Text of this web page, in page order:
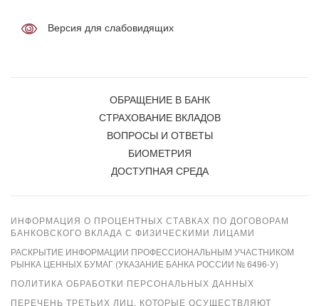
Версия для слабовидящих
ОБРАЩЕНИЕ В БАНК
СТРАХОВАНИЕ ВКЛАДОВ
ВОПРОСЫ И ОТВЕТЫ
БИОМЕТРИЯ
ДОСТУПНАЯ СРЕДА
ИНФОРМАЦИЯ О ПРОЦЕНТНЫХ СТАВКАХ ПО ДОГОВОРАМ
БАНКОВСКОГО ВКЛАДА С ФИЗИЧЕСКИМИ ЛИЦАМИ
РАСКРЫТИЕ ИНФОРМАЦИИ ПРОФЕССИОНАЛЬНЫМ УЧАСТНИКОМ
РЫНКА ЦЕННЫХ БУМАГ (УКАЗАНИЕ БАНКА РОССИИ № 6496-У)
ПОЛИТИКА ОБРАБОТКИ ПЕРСОНАЛЬНЫХ ДАННЫХ
ПЕРЕЧЕНЬ ТРЕТЬИХ ЛИЦ, КОТОРЫЕ ОСУЩЕСТВЛЯЮТ